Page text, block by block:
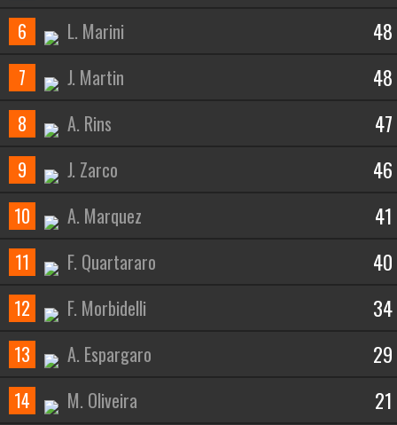
6 L. Marini 48
7 J. Martin 48
8 A. Rins 47
9 J. Zarco 46
10 A. Marquez 41
11 F. Quartararo 40
12 F. Morbidelli 34
13 A. Espargaro 29
14 M. Oliveira 21